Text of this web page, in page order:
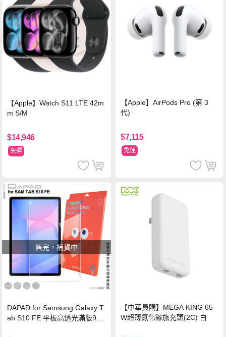
【Apple】Watch S11 LTE 42m
m S/M
$14,946
免運
【Apple】AirPods Pro (第 3
代)
$7,115
免運
售完，補貨中
DAPAD for Samsung Galaxy T
ab S10 FE 平板高透光滿版9H
【中華員購】MEGA KING 65
W超薄氮化鎵旅充頭(2C) 白